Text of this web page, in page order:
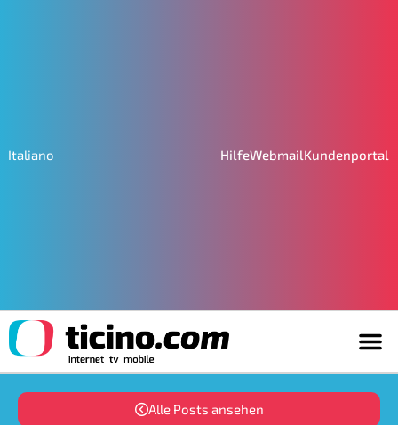
Italiano HilfeWebmailKundenportal
Alle Posts ansehen